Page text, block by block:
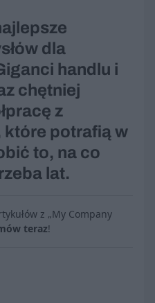
dla
handlu i
chętniej
z
które potrafią w
to, na co
lat.
z „My Company
teraz!